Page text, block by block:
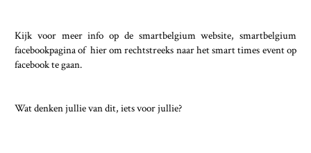
Kijk voor meer info op de smartbelgium website, smartbelgium
facebookpaginaof hierom rechtstreeks naar het smart times event op
facebook te gaan.
Wat denken jullie van dit, iets voor jullie?